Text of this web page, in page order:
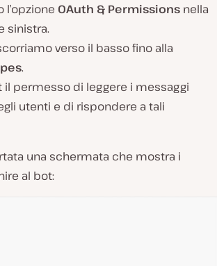
OAuth & Permissions nella
sinistra.
verso il basso fino alla
.
il permesso di leggere i messaggi
utenti e di rispondere a tali
una schermata che mostra i
al bot: